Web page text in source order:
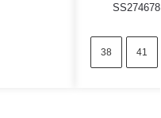
38 41